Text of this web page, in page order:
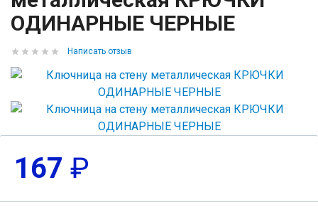
ОДИНАРНЫЕ ЧЕРНЫЕ
Написать отзыв
167 ₽